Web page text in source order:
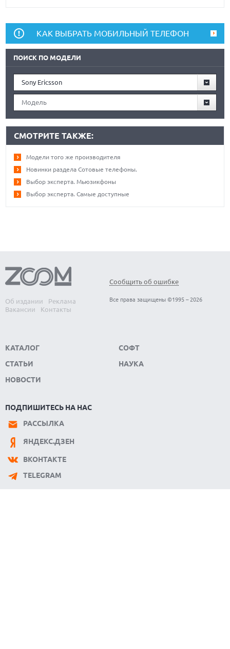
КАК ВЫБРАТЬ МОБИЛЬНЫЙ ТЕЛЕФОН
ПОИСК ПО МОДЕЛИ
Sony Ericsson
Модель
СМОТРИТЕ ТАКЖЕ:
Модели того же производителя
Новинки раздела Сотовые телефоны.
Выбор эксперта. Мьюзикфоны
Выбор эксперта. Самые доступные
Об издании
Реклама
Вакансии
Контакты
Сообщить об ошибке
Все права защищены ©1995 – 2026
КАТАЛОГ
СТАТЬИ
НОВОСТИ
СОФТ
НАУКА
ПОДПИШИТЕСЬ НА НАС
РАССЫЛКА
ЯНДЕКС.ДЗЕН
ВКОНТАКТЕ
TELEGRAM